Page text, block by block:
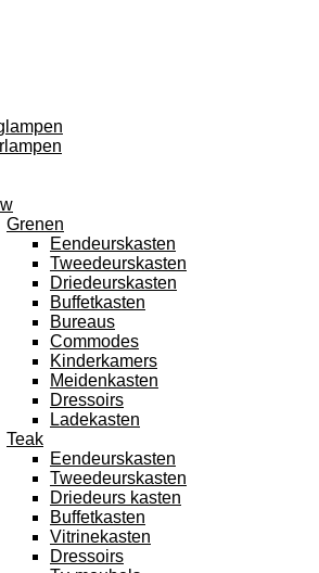
Grenen
Eendeurskasten
Tweedeurskasten
Driedeurskasten
Buffetkasten
Bureaus
Commodes
Kinderkamers
Meidenkasten
Dressoirs
Ladekasten
Teak
Eendeurskasten
Tweedeurskasten
Driedeurs kasten
Buffetkasten
Vitrinekasten
Dressoirs